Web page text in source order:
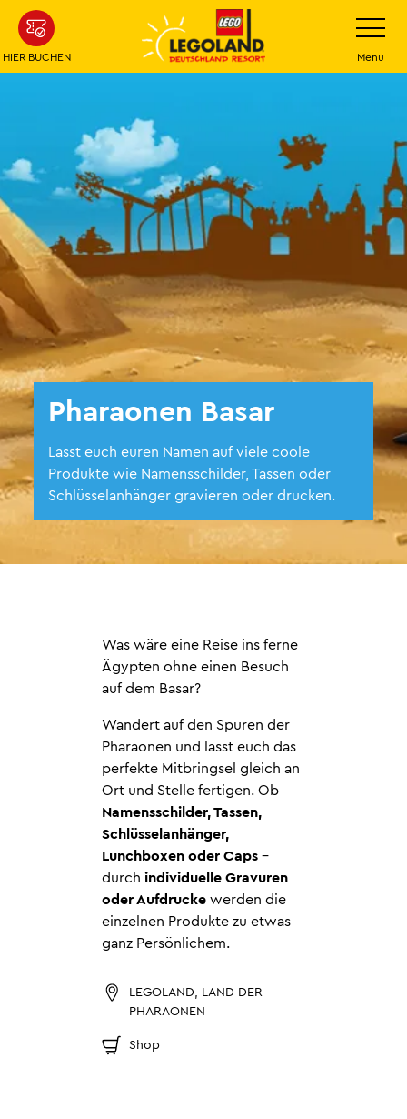
Weiter
zum
Hauptinhalt
HIER BUCHEN Menu
Pharaonen Basar
Lasst euch euren Namen auf viele coole
Produkte wie Namensschilder, Tassen oder
Schlüsselanhänger gravieren oder drucken.
Was wäre eine Reise ins ferne
Ägypten ohne einen Besuch
auf dem Basar?
Wandert auf den Spuren der
Pharaonen und lasst euch das
perfekte Mitbringsel gleich an
Ort und Stelle fertigen. Ob
Namensschilder, Tassen,
Schlüsselanhänger,
Lunchboxen oder Caps-
durch individuelle Gravuren
oder Aufdruckewerden die
einzelnen Produkte zu etwas
ganz Persönlichem.
LEGOLAND, LAND DER
PHARAONEN
Shop